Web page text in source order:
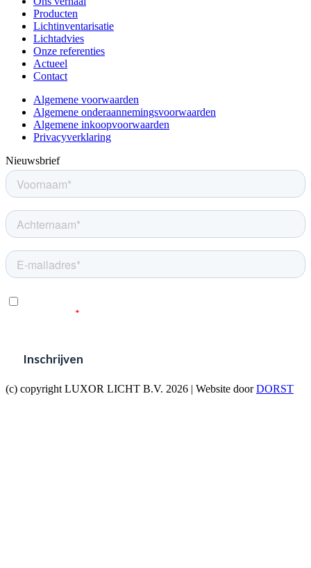
Producten
Lichtinventarisatie
Lichtadvies
Onze referenties
Actueel
Contact
Algemene voorwaarden
Algemene onderaannemingsvoorwaarden
Algemene inkoopvoorwaarden
Privacyverklaring
Nieuwsbrief
(c) copyright LUXOR LICHT B.V. 2026 | Website doorDORST